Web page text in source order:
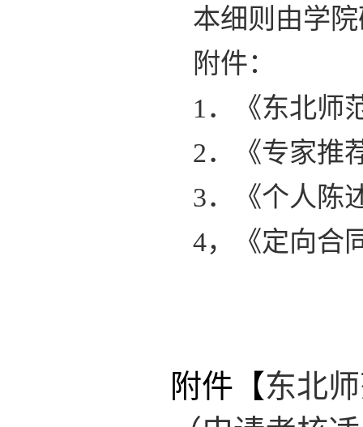
本细则由学
附件：
1．《东北师
2．《专家推
3．《个人陈
4，《定向合
附件【东北